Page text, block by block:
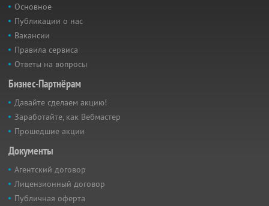
Основное
Публикации о нас
Вакансии
Правила сервиса
Ответы на вопросы
Бизнес-Партнёрам
Давайте сделаем акцию!
Заработайте, как Вебмастер
Прошедшие акции
Документы
Агентский договор
Лицензионный договор
Публичная оферта